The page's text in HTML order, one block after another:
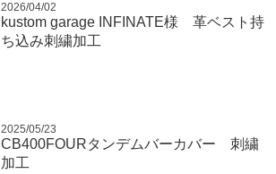
2026/04/02
kustom garage INFINATE様 革ベスト持
ち込み刺繍加工
2025/05/23
CB400FOURタンデムバーカバー 刺繍
加工